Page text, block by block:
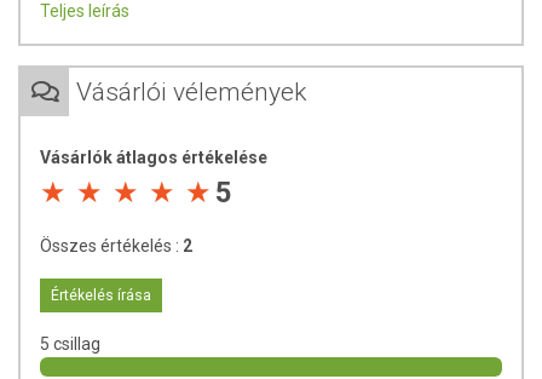
MÉHPEMPŐT ÉS FEKETE BODZA GYÜMÖLCSPORT TARTALMAZÓ
KARAMELL ÍZŰ ÉTREND-KIEGÉSZÍTŐ AMPULLA A BÉLFLÓRA
EGÉSZSÉGÉNEK TÁMOGATÁSÁHOZ, MÁR 2 ÉVES KORTÓL.
INNOVATÍV GYÁRTÁSTECHNOLÓGIA
HELYEZETT MIKROORGANIZMUSOKKAL
STABIL BÉLBAKTÉRIUM KÉSZÍTMÉNY
7 MILLIÁRD LIOFILIZÁLT ÉLŐFLÓRA 1 AMPULLÁBAN
FRUKTOOLIGOSZACHARID, FEKETE BODZA ÉS
SZTÉVIÁBÓL SZÁRMAZÓ SZTEVIOL-GLIKOZIDOKKAL
Teljes leírás
Vásárlói vélemények
Vásárlók átlagos értékelése
5
Összes értékelés : 2
Értékelés írása
5 csillag